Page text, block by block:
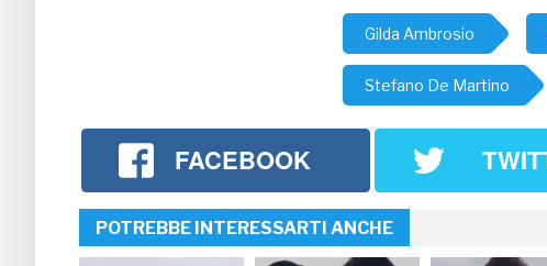
Gilda Ambrosio
Stefano De Martino
FACEBOOK
POTREBBE INTERESSARTI ANCHE